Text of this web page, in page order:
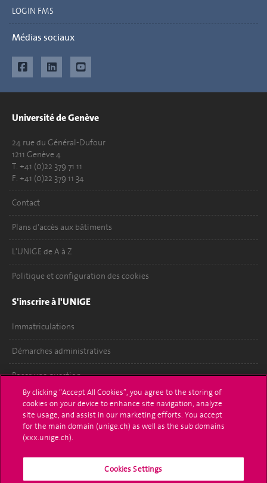
LOGIN FMS
Médias sociaux
Université de Genève
24 rue du Général-Dufour
1211 Genève 4
T. +41 (0)22 379 71 11
F. +41 (0)22 379 11 34
Contact
Plans d'accès aux bâtiments
L'UNIGE de A à Z
Politique et configuration des cookies
S'inscrire à l'UNIGE
Immatriculations
Démarches administratives
Poser une question
L'UNIGE vous informe
UNIGE Mobile
By clicking “Accept All Cookies”, you agree to the storing of
cookies on your device to enhance site navigation, analyze
site usage, and assist in our marketing efforts. You accept
for the main domain (unige.ch) as well as the sub domains
(xxx.unige.ch).
Cookies Settings